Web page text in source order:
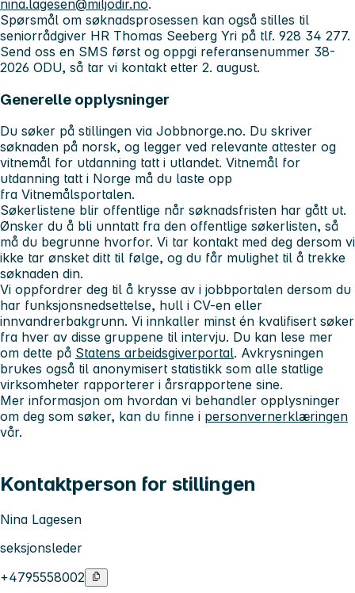
nina.lagesen@miljodir.no.
Spørsmål om søknadsprosessen kan også stilles til
seniorrådgiver HR Thomas Seeberg Yri på tlf. 928 34 277.
Send oss en SMS først og oppgi referansenummer 38-
2026 ODU, så tar vi kontakt etter 2. august.
Generelle opplysninger
Du søker på stillingen via Jobbnorge.no. Du skriver
søknaden på norsk, og legger ved relevante attester og
vitnemål for utdanning tatt i utlandet. Vitnemål for
utdanning tatt i Norge må du laste opp
fra Vitnemålsportalen.
Søkerlistene blir offentlige når søknadsfristen har gått ut.
Ønsker du å bli unntatt fra den offentlige søkerlisten, så
må du begrunne hvorfor. Vi tar kontakt med deg dersom vi
ikke tar ønsket ditt til følge, og du får mulighet til å trekke
søknaden din.
Vi oppfordrer deg til å krysse av i jobbportalen dersom du
har funksjonsnedsettelse, hull i CV-en eller
innvandrerbakgrunn. Vi innkaller minst én kvalifisert søker
fra hver av disse gruppene til intervju. Du kan lese mer
om dette på Statens arbeidsgiverportal. Avkrysningen
brukes også til anonymisert statistikk som alle statlige
virksomheter rapporterer i årsrapportene sine.
Mer informasjon om hvordan vi behandler opplysninger
om deg som søker, kan du finne i personvernerklæringen
vår.
Kontaktperson for stillingen
Nina Lagesen
seksjonsleder
+4795558002